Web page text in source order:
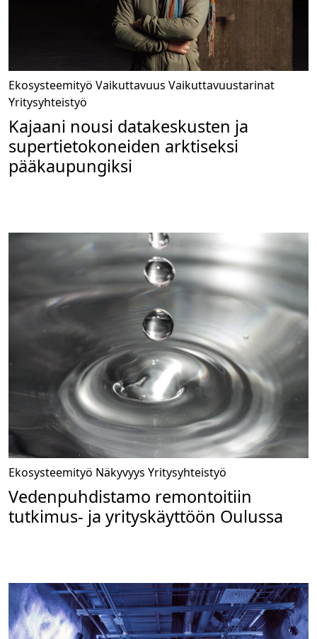
Ekosysteemityö Vaikuttavuus Vaikuttavuustarinat
Yritysyhteistyö
Kajaani nousi datakeskusten ja
supertietokoneiden arktiseksi
pääkaupungiksi
Ekosysteemityö Näkyvyys Yritysyhteistyö
Vedenpuhdistamo remontoitiin
tutkimus- ja yrityskäyttöön Oulussa